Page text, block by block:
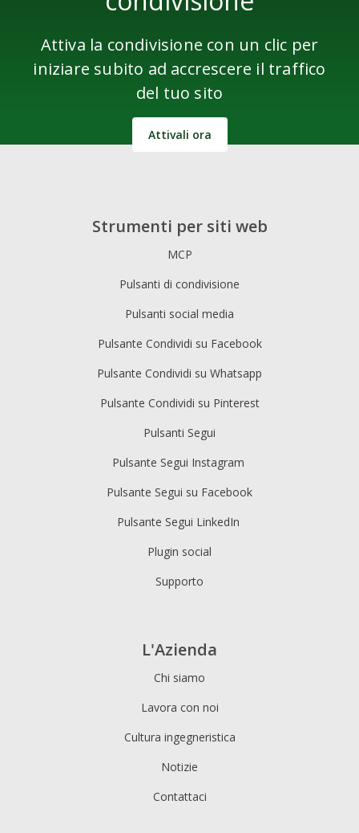
Attiva la condivisione con un clic per
iniziare subito ad accrescere il traffico
del tuo sito
Attivali ora
Strumenti per siti web
MCP
Pulsanti di condivisione
Pulsanti social media
Pulsante Condividi su Facebook
Pulsante Condividi su Whatsapp
Pulsante Condividi su Pinterest
Pulsanti Segui
Pulsante Segui Instagram
Pulsante Segui su Facebook
Pulsante Segui LinkedIn
Plugin social
Supporto
L'Azienda
Chi siamo
Lavora con noi
Cultura ingegneristica
Notizie
Contattaci